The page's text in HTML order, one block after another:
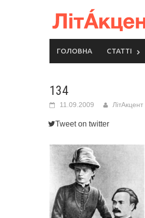
ГОЛОВНА СТАТТІ
134
11.09.2009 ЛітАкцент
Tweet on twitter